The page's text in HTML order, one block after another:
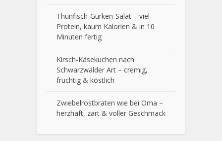
Thunfisch-Gurken-Salat – viel
Protein, kaum Kalorien & in 10
Minuten fertig
Kirsch-Käsekuchen nach
Schwarzwälder Art – cremig,
fruchtig & köstlich
Zwiebelrostbraten wie bei Oma –
herzhaft, zart & voller Geschmack